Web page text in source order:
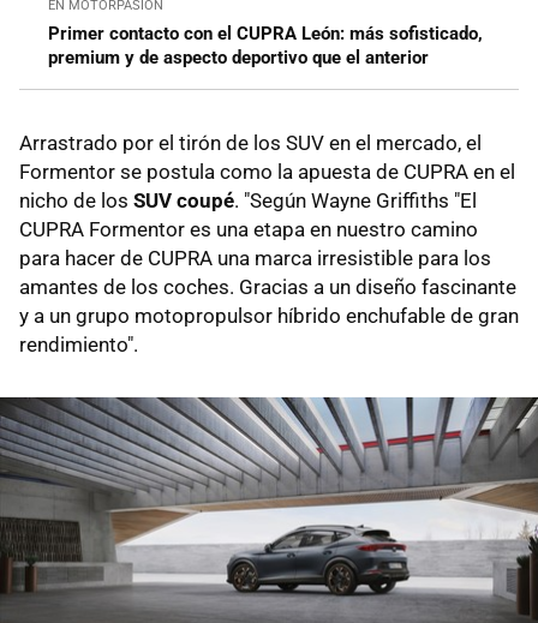
EN MOTORPASIÓN
Primer contacto con el CUPRA León: más sofisticado,
premium y de aspecto deportivo que el anterior
Arrastrado por el tirón de los SUV en el mercado, el
Formentor se postula como la apuesta de CUPRA en el
nicho de los SUV coupé. "Según Wayne Griffiths "El
CUPRA Formentor es una etapa en nuestro camino
para hacer de CUPRA una marca irresistible para los
amantes de los coches. Gracias a un diseño fascinante
y a un grupo motopropulsor híbrido enchufable de gran
rendimiento".